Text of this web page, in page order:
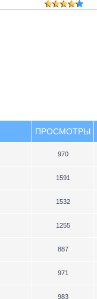
ПРОСМОТРЫ
970
1591
1532
1255
887
971
983